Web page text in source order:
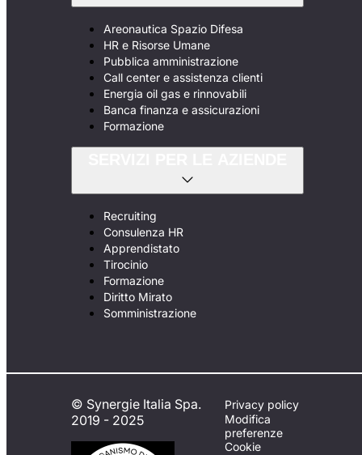
Areonautica Spazio Difesa
HR e Risorse Umane
Pubblica amministrazione
Call center e assistenza clienti
Energia oil gas e rinnovabili
Banca finanza e assicurazioni
Formazione
Recruiting
Consulenza HR
Apprendistato
Tirocinio
Formazione
Diritto Mirato
Somministrazione
© Synergie Italia Spa.
2019 - 2025
Privacy policy
Modifica
preferenze
Cookie